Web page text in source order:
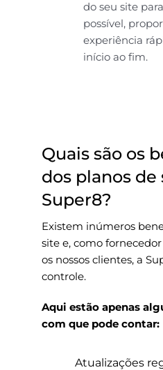
do seu site
possível,
experiência
início ao fim.
Quais são os
dos planos
Super8?
Existem inúmeros
site e, como
os nossos clientes, a
controle.
Aqui estão apenas
com que pode contar:
Atualizações